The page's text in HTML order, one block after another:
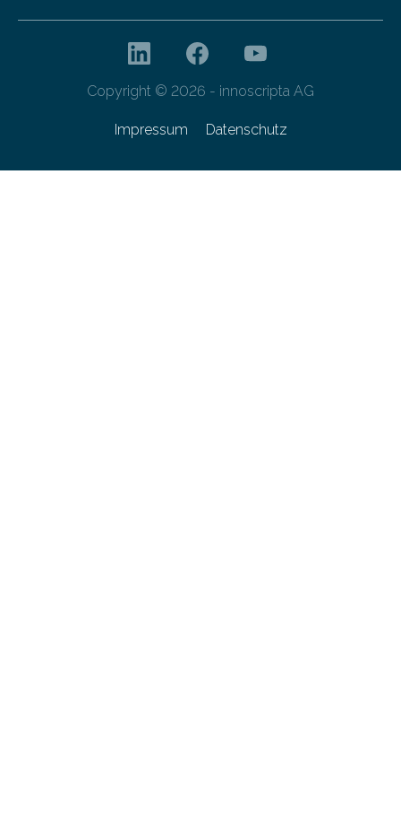
Copyright © 2026 - innoscripta AG
Impressum Datenschutz